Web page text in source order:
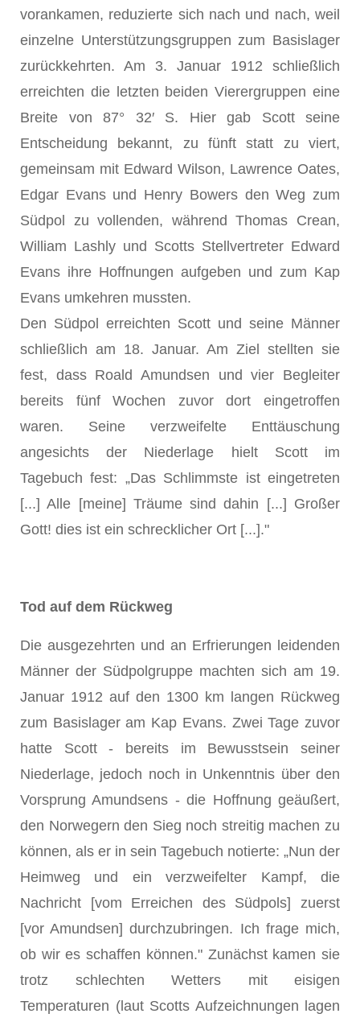
vorankamen, reduzierte sich nach und nach, weil
einzelne Unterstützungsgruppen zum Basislager
zurückkehrten. Am 3. Januar 1912 schließlich
erreichten die letzten beiden Vierergruppen eine
Breite von 87° 32′ S. Hier gab Scott seine
Entscheidung bekannt, zu fünft statt zu viert,
gemeinsam mit Edward Wilson, Lawrence Oates,
Edgar Evans und Henry Bowers den Weg zum
Südpol zu vollenden, während Thomas Crean,
William Lashly und Scotts Stellvertreter Edward
Evans ihre Hoffnungen aufgeben und zum Kap
Evans umkehren mussten.
Den Südpol erreichten Scott und seine Männer
schließlich am 18. Januar. Am Ziel stellten sie
fest, dass Roald Amundsen und vier Begleiter
bereits fünf Wochen zuvor dort eingetroffen
waren. Seine verzweifelte Enttäuschung
angesichts der Niederlage hielt Scott im
Tagebuch fest: „Das Schlimmste ist eingetreten
[...] Alle [meine] Träume sind dahin [...] Großer
Gott! dies ist ein schrecklicher Ort [...]."
Tod auf dem Rückweg
Die ausgezehrten und an Erfrierungen leidenden
Männer der Südpolgruppe machten sich am 19.
Januar 1912 auf den 1300 km langen Rückweg
zum Basislager am Kap Evans. Zwei Tage zuvor
hatte Scott - bereits im Bewusstsein seiner
Niederlage, jedoch noch in Unkenntnis über den
Vorsprung Amundsens - die Hoffnung geäußert,
den Norwegern den Sieg noch streitig machen zu
können, als er in sein Tagebuch notierte: „Nun der
Heimweg und ein verzweifelter Kampf, die
Nachricht [vom Erreichen des Südpols] zuerst
[vor Amundsen] durchzubringen. Ich frage mich,
ob wir es schaffen können." Zunächst kamen sie
trotz schlechten Wetters mit eisigen
Temperaturen (laut Scotts Aufzeichnungen lagen